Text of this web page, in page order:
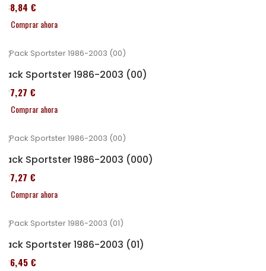
338,84 €
Comprar ahora
Pack Sportster 1986-2003 (00)
227,27 €
Comprar ahora
Pack Sportster 1986-2003 (000)
227,27 €
Comprar ahora
Pack Sportster 1986-2003 (01)
326,45 €